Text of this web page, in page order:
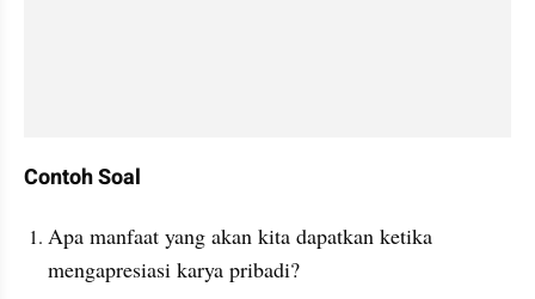
Contoh Soal
Apa manfaat yang akan kita dapatkan ketika
mengapresiasi karya pribadi?